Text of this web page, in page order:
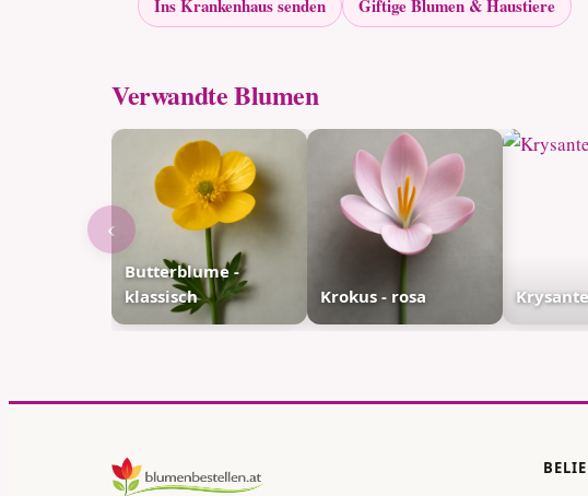
Ins Krankenhaus senden Giftige Blumen & Haustiere
Verwandte Blumen
Butterblume -
klassisch
Krokus - rosa
‹